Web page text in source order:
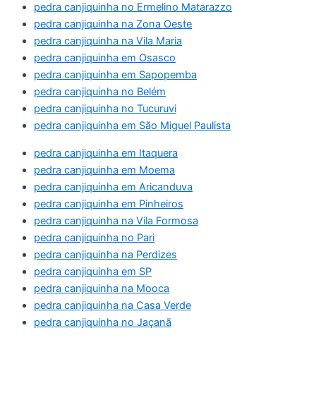
pedra canjiquinha no Ermelino Matarazzo
pedra canjiquinha na Zona Oeste
pedra canjiquinha na Vila Maria
pedra canjiquinha em Osasco
pedra canjiquinha em Sapopemba
pedra canjiquinha no Belém
pedra canjiquinha no Tucuruvi
pedra canjiquinha em São Miguel Paulista
pedra canjiquinha em Itaquera
pedra canjiquinha em Moema
pedra canjiquinha em Aricanduva
pedra canjiquinha em Pinheiros
pedra canjiquinha na Vila Formosa
pedra canjiquinha no Pari
pedra canjiquinha na Perdizes
pedra canjiquinha em SP
pedra canjiquinha na Mooca
pedra canjiquinha na Casa Verde
pedra canjiquinha no Jaçanã